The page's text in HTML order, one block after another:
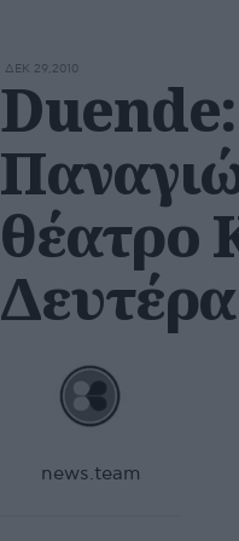
ΔΕΚ 29,2010
θέατρο
news.team